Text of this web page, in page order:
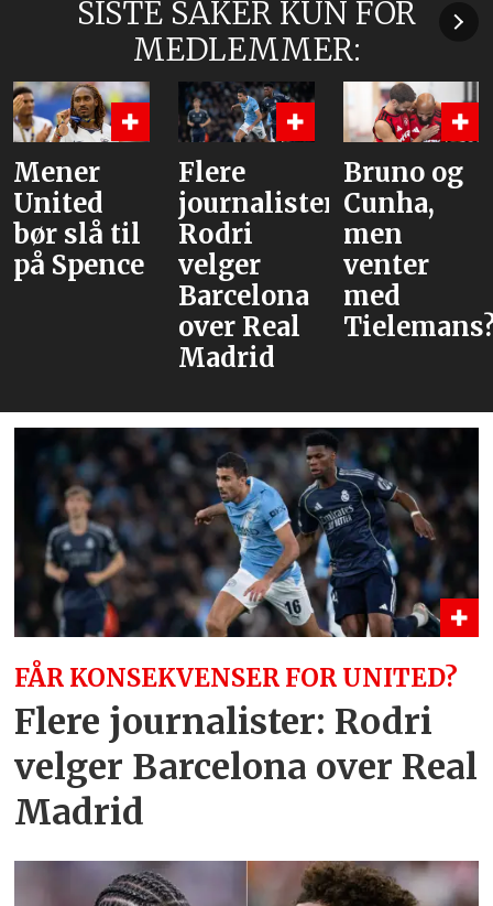
SISTE SAKER KUN FOR
MEDLEMMER:
slå til
Spence
Flere
journalister:
Rodri
velger
Barcelona
over Real
Madrid
Bruno og
Cunha,
men
venter
med
Tielemans?
FÅR KONSEKVENSER FOR UNITED?
Flere journalister: Rodri
velger Barcelona over Real
Madrid